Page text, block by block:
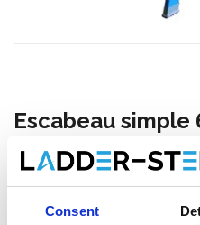
Consent
Escabeau simple
Premium BT6